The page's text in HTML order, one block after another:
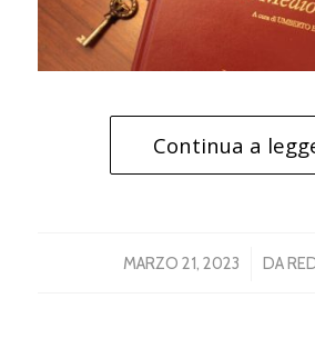
Continua a
MARZO 21, 2023
/ DA